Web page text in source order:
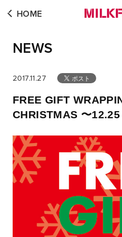
NEWS
HOME
2017.11.27
FREE GIFT
CHRISTMAS 〜12.25